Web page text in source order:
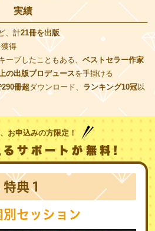
実績
、計21冊を出版
獲得
ープしたこともある、 ベストセラー作家
の出版プロデュースを手掛ける
冊超ダウンロード、 ランキング10冠以
お申込みの方限定！
サポートが無料!
特典１
セッション